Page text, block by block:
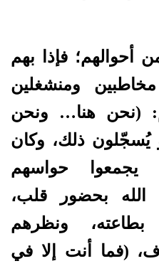
أحوالهم؛ فإذا بهم
ومنشغلين
(نحن هنا… ونحن
ذلك، وكان
يجمعوا حواسهم
الله بحضور قلب،
بطاعته، ونظرهم
(فما أنت إلا في